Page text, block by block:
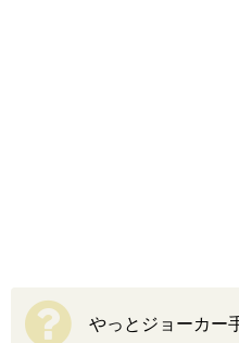
やっとジョーカー